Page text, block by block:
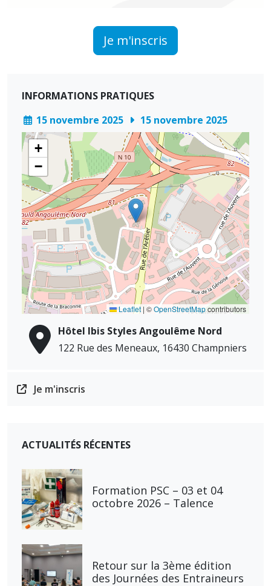
Je m'inscris
INFORMATIONS PRATIQUES
15 novembre 2025
15 novembre 2025
+
−
Leaflet | ©OpenStreetMapcontributors
Hôtel Ibis Styles Angoulême Nord
122 Rue des Meneaux, 16430 Champniers
Je m'inscris
ACTUALITÉS RÉCENTES
Formation PSC – 03 et 04
octobre 2026 – Talence
Retour sur la 3ème édition
des Journées des Entraineurs